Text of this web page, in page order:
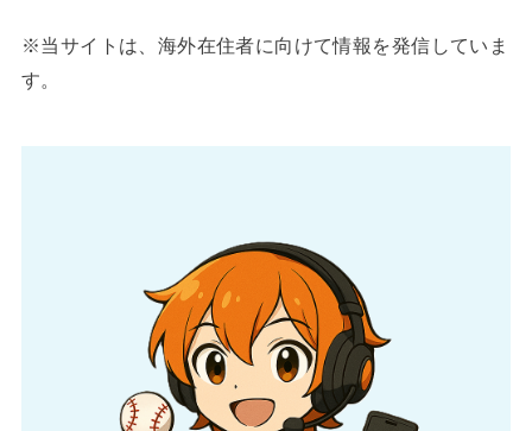
※当サイトは、海外在住者に向けて情報を発信していま
す。